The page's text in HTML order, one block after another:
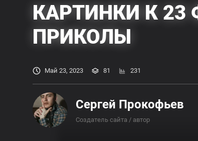
КАРТИНКИ К 23
ПРИКОЛЫ
Май 23, 2023 81 231
Сергей Прокофьев
Создатель сайта / автор